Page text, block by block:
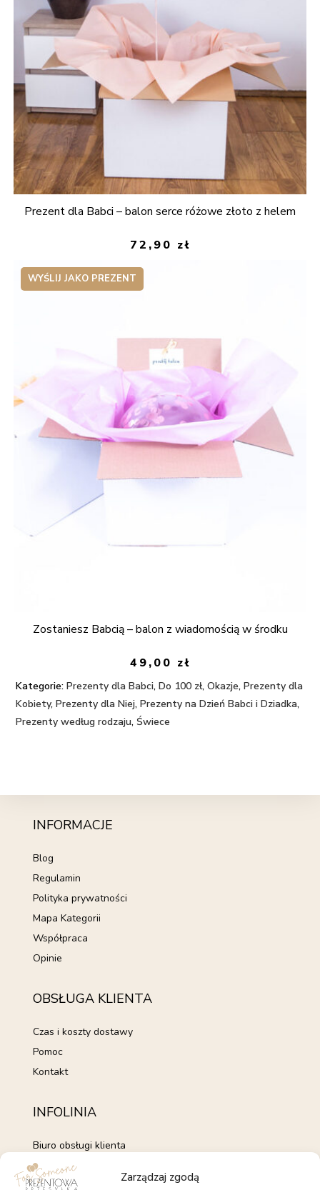
Zarządzaj zgodą
Prezent dla Babci – balon serce różowe złoto z helem
72,90 zł
WYŚLIJ JAKO PREZENT
Zostaniesz Babcią – balon z wiadomością w środku
49,00 zł
Kategorie: Prezenty dla Babci,Do 100 zł,Okazje,Prezenty dla
Kobiety,Prezenty dla Niej,Prezenty na Dzień Babci i Dziadka,
Prezenty według rodzaju,Świece
INFORMACJE
Blog
Regulamin
Polityka prywatności
Mapa Kategorii
Współpraca
Opinie
OBSŁUGA KLIENTA
Czas i koszty dostawy
Pomoc
Kontakt
INFOLINIA
Biuro obsługi klienta
+48 735 843 843
pon. - pt. 7:00 - 15:00